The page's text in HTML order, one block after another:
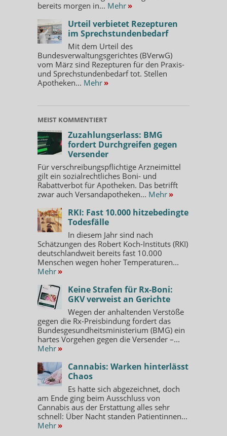
bereits morgen in... Mehr »
Urteil verbietet Rezepturen
im Sprechstundenbedarf
Mit dem Urteil des
Bundesverwaltungsgerichtes (BVerwG)
vom März sind Rezepturen für den Praxis-
und Sprechstundenbedarf tot. Stellen
Apotheken... Mehr »
MEIST KOMMENTIERT
Zuzahlungserlass: BMG
fordert Durchgreifen gegen
Versender
Für verschreibungspflichtige Arzneimittel
gilt ein sozialrechtliches Boni- und
Rabattverbot für Apotheken. Das betrifft
zwar auch Versandapotheken... Mehr »
RKI: Fast 10.000 hitzebedingte
Todesfälle
In diesem Jahr sind nach
Schätzungen des Robert Koch-Instituts (RKI)
deutschlandweit bereits fast 10.000
Menschen wegen hoher Temperaturen...
Mehr »
Keine Strafen für Rx-Boni:
GKV verweist an Gerichte
Wegen der anhaltenden Verstöße
gegen die Rx-Preisbindung fordert das
Bundesgesundheitsministerium (BMG) ein
hartes Vorgehen gegen die Versender –...
Mehr »
Cannabis: Warken hinterlässt
Chaos
Es hatte sich abgezeichnet, doch
am Ende ging beim Ausschluss von
Cannabis aus der Erstattung alles sehr
schnell: Über Nacht standen Patientinnen...
Mehr »